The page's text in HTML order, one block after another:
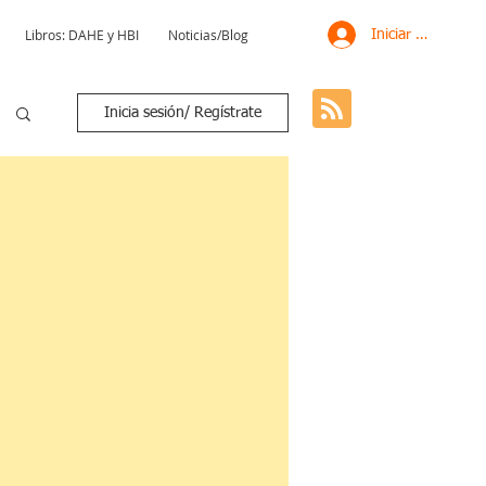
Libros: DAHE y HBI Noticias/Blog Iniciar sesión
Inicia sesión/ Regístrate